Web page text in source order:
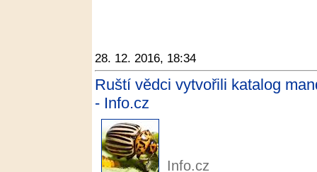
28. 12. 2016, 18:34
Ruští vědci vytvořili katalog
- Info.cz
Info.cz